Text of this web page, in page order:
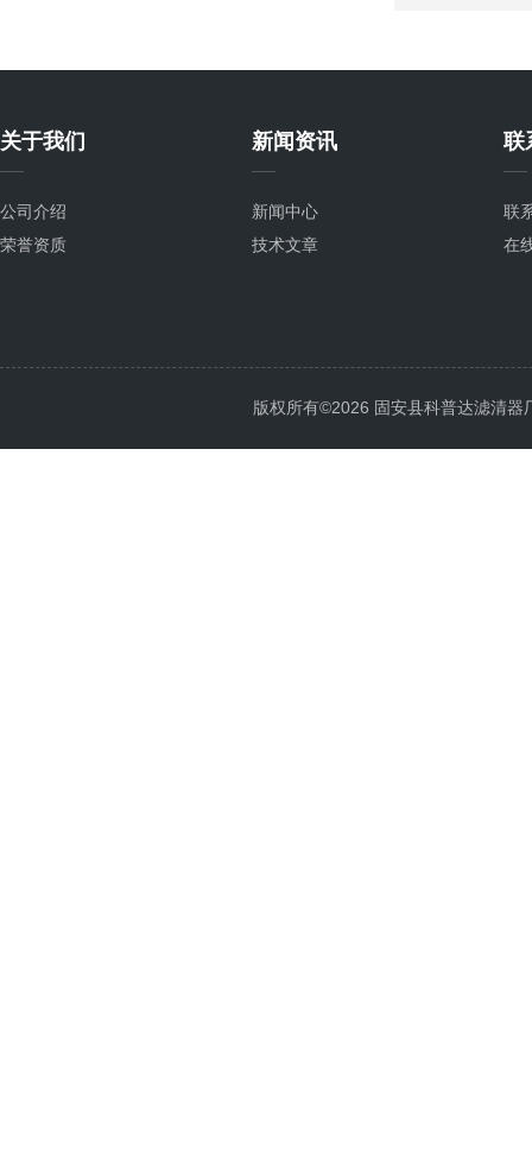
关于我们
公司介绍
荣誉资质
新闻资讯
新闻中心
技术文章
联
联
在
版权所有©2026 固安县科普达滤清